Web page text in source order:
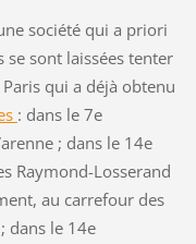
société qui a priori
se sont laissées tenter
qui a déjà obtenu
: dans le 7e
; dans le 14e
Raymond-Losserand
au carrefour des
dans le 14e